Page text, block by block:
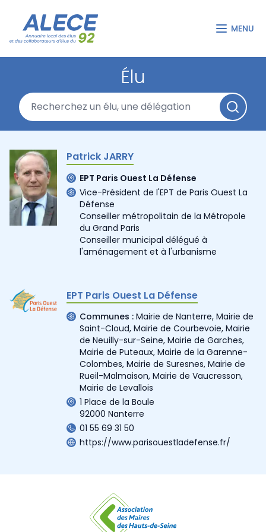
MENU
Élu
Patrick JARRY
EPT Paris Ouest La Défense
Vice-Président de l'EPT de Paris Ouest La
Défense
Conseiller métropolitain de la Métropole
du Grand Paris
Conseiller municipal délégué à
l'aménagement et à l'urbanisme
EPT Paris Ouest La Défense
Communes : Mairie de Nanterre, Mairie de
Saint-Cloud, Mairie de Courbevoie, Mairie
de Neuilly-sur-Seine, Mairie de Garches,
Mairie de Puteaux, Mairie de la Garenne-
Colombes, Mairie de Suresnes, Mairie de
Rueil-Malmaison, Mairie de Vaucresson,
Mairie de Levallois
1 Place de la Boule
92000 Nanterre
01 55 69 31 50
https://www.parisouestladefense.fr/